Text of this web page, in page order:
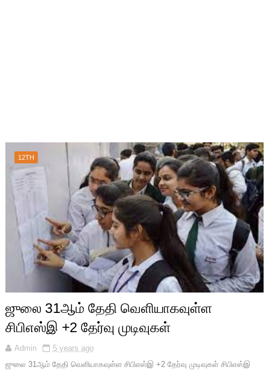
12TH
ஜுலை 31ஆம் தேதி வெளியாகவுள்ள
சிபிஎஸ்இ +2 தேர்வு முடிவுகள்
Admin
5 years ago
ஜுலை 31ஆம் தேதி வெளியாகவுள்ள சிபிஎஸ்இ +2 தேர்வு முடிவுகள் சிபிஎஸ்இ